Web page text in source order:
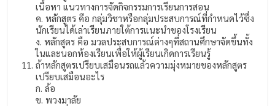
เนื้อหา แนวทางการจัดกิจกรรมการเรียนการสอน
ค. หลักสูตร คือ กลุ่มวิชาหรือกลุ่มประสบการณ์ที่กำหนดไว้ซึ่ง
นักเรียนได้เล่าเรียนภายใต้การแนะนำของโรงเรียน
ง. หลักสูตร คือ มวลประสบการณ์ต่างๆที่สถานศึกษาจัดขึ้นทั้ง
ในและนอกห้องเรียนเพื่อให้ผู้เรียนเกิดการเรียนรู้
ถ้าหลักสูตรเปรียบเสมือนรถแล้วความมุ่งหมายของหลักสูตร
เปรียบเสมือนอะไร
ก. ล้อ
ข. พวงมาลัย